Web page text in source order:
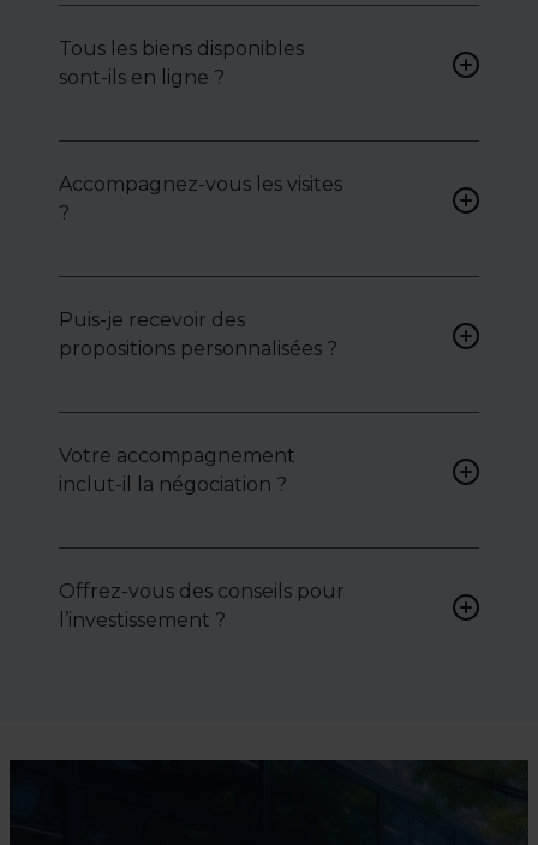
pour accéder à une liste de
biens ciblés.
Tous les biens disponibles
sont-ils en ligne ?
toute confidentialité :
contactez-nous pour y
Accompagnez-vous les visites
?
visites, analysons chaque bien
avec vous, et mettons en
lumière ses atouts ou
contraintes.
Puis-je recevoir des
propositions personnalisées ?
biens sur mesure, selon vos
attentes et votre secteur.
Votre accompagnement
inclut-il la négociation ?
négocier le prix, le bail ou les
conditions de vente.
Offrez-vous des conseils pour
l’investissement ?
l’évaluation et la valorisation